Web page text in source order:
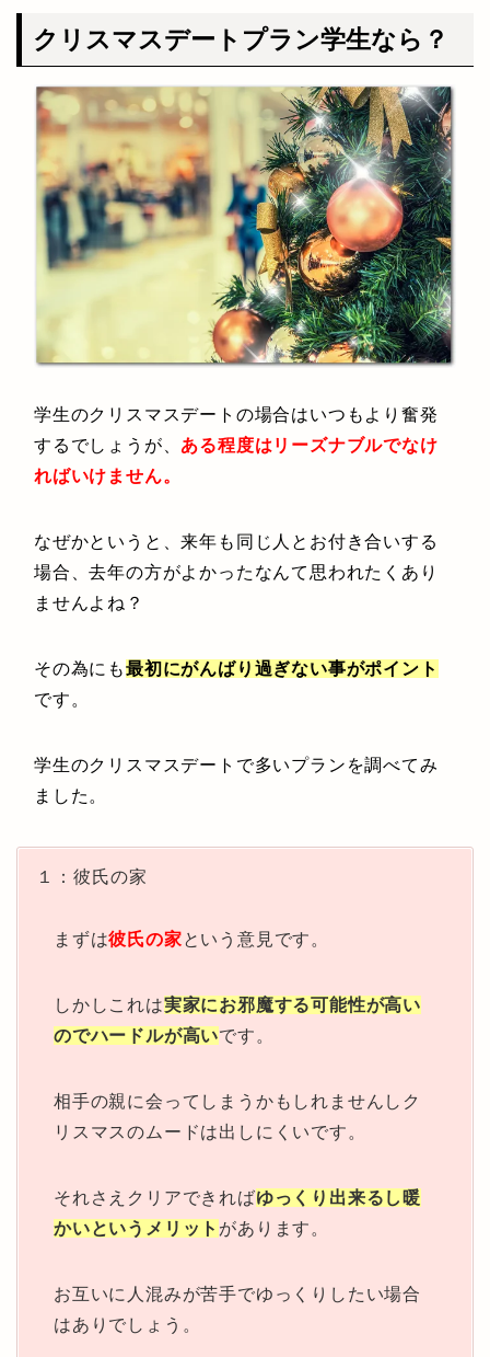
クリスマスデートプラン学生なら？
学生のクリスマスデートの場合はいつもより奮発
するでしょうが、 ある程度はリーズナブルでなけ
ればいけません。
なぜかというと、来年も同じ人とお付き合いする
場合、去年の方がよかったなんて思われたくあり
ませんよね？
その為にも最初にがんばり過ぎない事がポイント
です。
学生のクリスマスデートで多いプランを調べてみ
ました。
１：彼氏の家
まずは彼氏の家という意見です。
しかしこれは実家にお邪魔する可能性が高い
のでハードルが高いです。
相手の親に会ってしまうかもしれませんしク
リスマスのムードは出しにくいです。
それさえクリアできればゆっくり出来るし暖
かいというメリット があります。
お互いに人混みが苦手でゆっくりしたい場合
はありでしょう。